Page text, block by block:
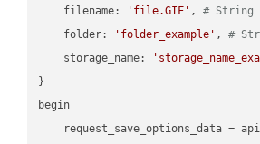
    filename:
'file.GIF' , # String
    folder:
'folder_example' , #
    storage_name:
}
begin
request_save_options_data =